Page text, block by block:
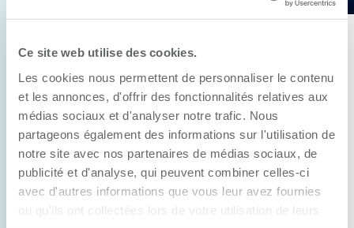
Ce site web utilise des cookies.
Les cookies nous permettent de personnaliser le contenu
et les annonces, d'offrir des fonctionnalités relatives aux
médias sociaux et d'analyser notre trafic. Nous
partageons également des informations sur l'utilisation de
notre site avec nos partenaires de médias sociaux, de
publicité et d'analyse, qui peuvent combiner celles-ci
avec d'autres informations que vous leur avez fournies
ou qu'ils ont collectées lors de votre utilisation de leurs
Anick Métivier devient le nouveau
président de la CCI3R
C’est lors de son assemblée générale annuelle
tenue hier que la Chambre de commerce et
d’industries de ...